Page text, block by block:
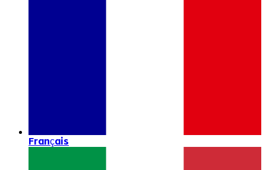
Français